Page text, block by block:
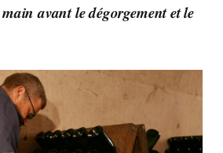
avant le dégorgement et le